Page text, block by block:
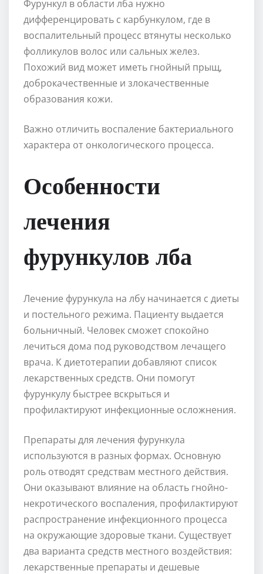
Фурункул в области лба нужно
дифференцировать с карбункулом, где в
воспалительный процесс втянуты несколько
фолликулов волос или сальных желез.
Похожий вид может иметь гнойный прыщ,
доброкачественные и злокачественные
образования кожи.
Важно отличить воспаление бактериального
характера от онкологического процесса.
Особенности
лечения
фурункулов лба
Лечение фурункула на лбу начинается с диеты
и постельного режима. Пациенту выдается
больничный. Человек сможет спокойно
лечиться дома под руководством лечащего
врача. К диетотерапии добавляют список
лекарственных средств. Они помогут
фурункулу быстрее вскрыться и
профилактируют инфекционные осложнения.
Препараты для лечения фурункула
используются в разных формах. Основную
роль отводят средствам местного действия.
Они оказывают влияние на область гнойно-
некротического воспаления, профилактируют
распространение инфекционного процесса
на окружающие здоровые ткани. Существует
два варианта средств местного воздействия:
лекарственные препараты и дешевые